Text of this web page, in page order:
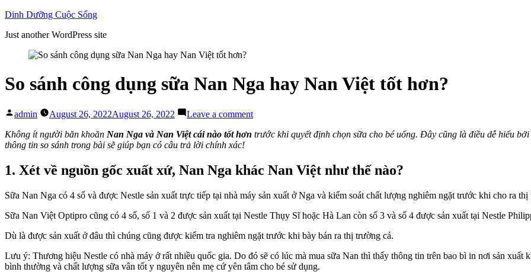
Skip
content
Dinh Dưỡng Cuộc Sống
Just another WordPress site
So sánh công dụng sữa Nan Nga hay Nan Việt tốt hơn?
Posted
admin August 26, 2022August 26, 2022 Leave a commenton
sánh
sữa
Nan
hay
Việt
hơn?
Không ít người băn khoăn Nan Nga và Nan Việt cái nào tốt hơn trước khi quyết định chọn sữa cho bé uống. Đây cũng là điều dễ hiểu
thông tin so sánh trong bài sẽ giúp bạn có câu trả lời chính xác!
1. Xét về nguồn gốc xuất xứ, Nan Nga khác Nan Việt như thế nào?
Sữa Nan Nga có 4 số và được Nestle sản xuất trực tiếp tại nhà máy sản xuất ở Nga và kiểm soát chất lượng nghiêm ngặt trước khi cho ra
Sữa Nan Việt Optipro cũng có 4 số, số 1 và 2 được sản xuất tại Nestle Thụy Sĩ hoặc Hà Lan còn số 3 và số 4 được sản xuất tại Nestle
Dù là được sản xuất ở đâu thì chúng cũng được kiểm tra nghiêm ngặt trước khi bày bán ra thị trường cả.
Lưu ý: Thương hiệu Nestle có nhà máy ở rất nhiều quốc gia. Do đó sẽ có lúc mà mua sữa Nan thì thấy thông tin trên bao bì in nơi sản
bình thường và chất lượng sữa vân tốt y nguyên nên mẹ cứ yên tâm cho bé sử dụng.